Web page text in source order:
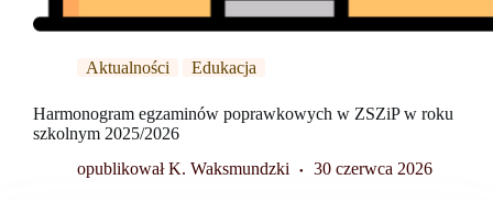
Aktualności Edukacja
Harmonogram egzaminów poprawkowych w ZSZiP w roku
szkolnym 2025/2026
opublikował K. Waksmundzki
30 czerwca 2026